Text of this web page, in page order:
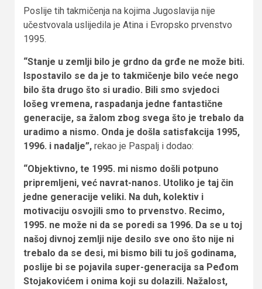
Poslije tih takmičenja na kojima Jugoslavija nije
učestvovala uslijedila je Atina i Evropsko prvenstvo
1995.
“Stanje u zemlji bilo je grdno da grđe ne može biti.
Ispostavilo se da je to takmičenje bilo veće nego
bilo šta drugo što si uradio. Bili smo svjedoci
lošeg vremena, raspadanja jedne fantastične
generacije, sa žalom zbog svega što je trebalo da
uradimo a nismo. Onda je došla satisfakcija 1995,
1996. i nadalje”, rekao je Paspalj i dodao:
“Objektivno, te 1995. mi nismo došli potpuno
pripremljeni, već navrat-nanos. Utoliko je taj čin
jedne generacije veliki. Na duh, kolektiv i
motivaciju osvojili smo to prvenstvo. Recimo,
1995. ne može ni da se poredi sa 1996. Da se u toj
našoj divnoj zemlji nije desilo sve ono što nije ni
trebalo da se desi, mi bismo bili tu još godinama,
poslije bi se pojavila super-generacija sa Peđom
Stojakovićem i onima koji su dolazili. Nažalost,